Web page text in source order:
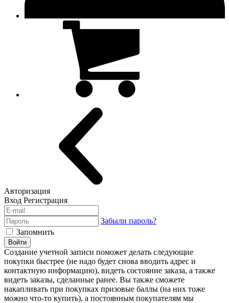
Авторизация
Вход Регистрация
Забыли пароль?
Запомнить
Войти
Создание учетной записи поможет делать следующие
покупки быстрее (не надо будет снова вводить адрес и
контактную информацию), видеть состояние заказа, а также
видеть заказы, сделанные ранее. Вы также сможете
накапливать при покупках призовые баллы (на них тоже
можно что-то купить), а постоянным покупателям мы